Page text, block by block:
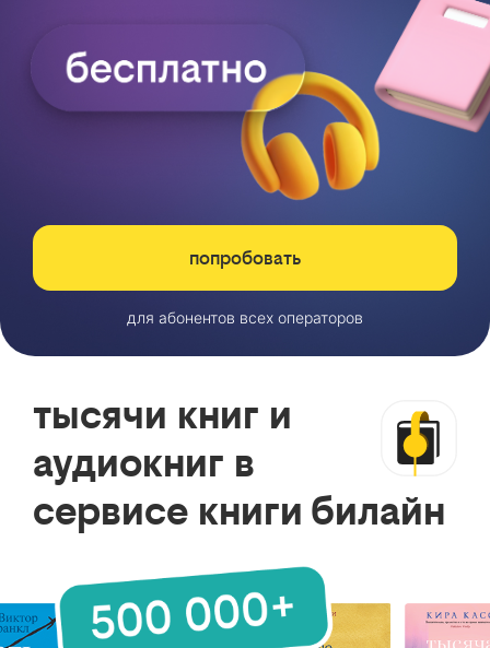
попробовать
для абонентов всех операторов
тысячи книг и
аудиокниг в
сервисе книги билайн